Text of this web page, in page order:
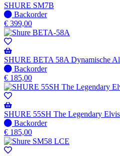
SHURE SM7B
Niet
op
voorraad
-
Wordt
verzonden
wanneer
beschikbaar
Backorder
€ 399,00
SHURE BETA 58A Dynamische
Niet
op
voorraad
-
Wordt
verzonden
wanneer
beschikbaar
Backorder
€ 185,00
SHURE 55SH The Legendary
Niet
op
voorraad
-
Backorder
€ 185,00